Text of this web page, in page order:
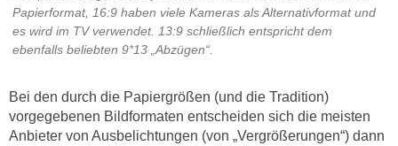
Papierformat, 16:9 haben viele Kameras als Alternativformat und
es wird im TV verwendet. 13:9 schließlich entspricht dem
ebenfalls beliebten 9*13 „Abzügen“.
Bei den durch die Papiergrößen (und die Tradition)
vorgegebenen Bildformaten entscheiden sich die meisten
Anbieter von Ausbelichtungen (von „Vergrößerungen“) dann